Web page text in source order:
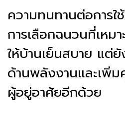
ความทนทานต่อการใช้
การเลือกฉนวนที่เหม
ให้บ้านเย็นสบาย แต่
ด้านพลังงานและเพิ่
ผู้อยู่อาศัยอีกด้วย